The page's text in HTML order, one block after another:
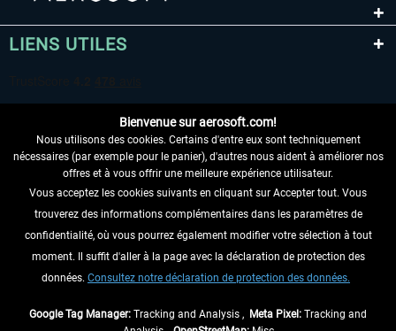
LIENS UTILES
RENONCER AU CONTRAT ICI
INFORMATIONS
NE MANQUEZ PAS LES DERNIÈRES
Bienvenue sur aerosoft.com!
Nous utilisons des cookies. Certains d'entre eux sont techniquement
nécessaires (par exemple pour le panier), d'autres nous aident à améliorer nos
offres et à vous offrir une meilleure expérience utilisateur.
Vous acceptez les cookies suivants en cliquant sur Accepter tout. Vous
trouverez des informations complémentaires dans les paramètres de
confidentialité, où vous pourrez également modifier votre sélection à tout
moment. Il suffit d'aller à la page avec la déclaration de protection des
données. Consultez notre déclaration de protection des données.
Google Tag Manager: Tracking and Analysis , Meta Pixel: Tracking and